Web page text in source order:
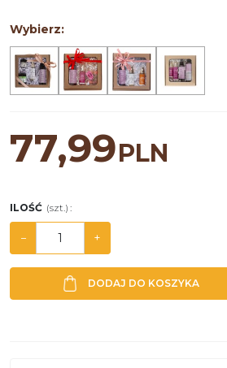
Wybierz:
77,99PLN
ILOŚĆ (szt.) :
− +
DODAJ DO KOSZYKA